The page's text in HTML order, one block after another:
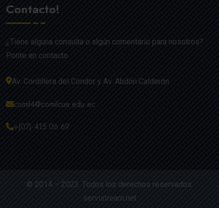
Contacto!
¿Tiene alguna consulta o algún comentario para nosotros?
Ponte en contacto
Av. Cordillera del Cóndor y Av. Abdón Calderón
comil4@comilcue.edu.ec
+(07) 415 06 69
© 2014 – 2023. Todos los derechos reservados.
servistream.net